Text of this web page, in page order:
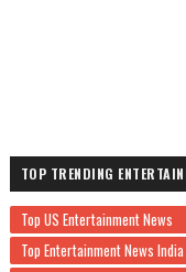
TOP TRENDING
Top US Entertainment News
Top Entertainment News India